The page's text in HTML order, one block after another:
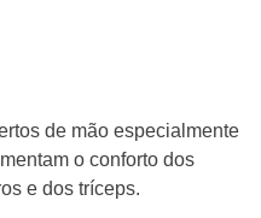
de mão especialmente
o conforto dos
e dos tríceps.